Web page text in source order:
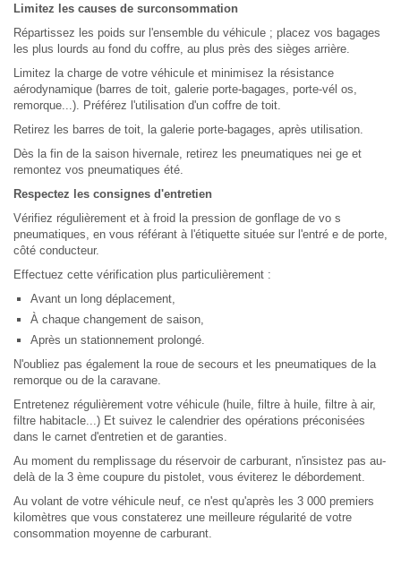
Limitez les causes de surconsommation
Répartissez les poids sur l'ensemble du véhicule ; placez vos bagages
les plus lourds au fond du coffre, au plus près des sièges arrière.
Limitez la charge de votre véhicule et minimisez la résistance
aérodynamique (barres de toit, galerie porte-bagages, porte-vél os,
remorque...). Préférez l'utilisation d'un coffre de toit.
Retirez les barres de toit, la galerie porte-bagages, après utilisation.
Dès la fin de la saison hivernale, retirez les pneumatiques nei ge et
remontez vos pneumatiques été.
Respectez les consignes d'entretien
Vérifiez régulièrement et à froid la pression de gonflage de vo s
pneumatiques, en vous référant à l'étiquette située sur l'entré e de porte,
côté conducteur.
Effectuez cette vérification plus particulièrement :
Avant un long déplacement,
À chaque changement de saison,
Après un stationnement prolongé.
N'oubliez pas également la roue de secours et les pneumatiques de la
remorque ou de la caravane.
Entretenez régulièrement votre véhicule (huile, filtre à huile, filtre à air,
filtre habitacle...) Et suivez le calendrier des opérations préconisées
dans le carnet d'entretien et de garanties.
Au moment du remplissage du réservoir de carburant, n'insistez pas au-
delà de la 3 ème coupure du pistolet, vous éviterez le débordement.
Au volant de votre véhicule neuf, ce n'est qu'après les 3 000 premiers
kilomètres que vous constaterez une meilleure régularité de votre
consommation moyenne de carburant.